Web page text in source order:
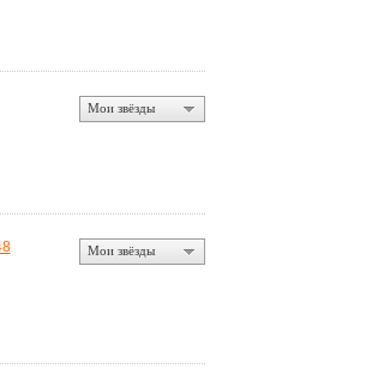
Мои звёзды
Мои звёзды